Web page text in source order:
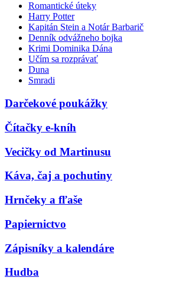
Romantické úteky
Harry Potter
Kapitán Stein a Notár Barbarič
Denník odvážneho bojka
Krimi Dominika Dána
Učím sa rozprávať
Duna
Smradi
Darčekové poukážky
Čítačky e-kníh
Vecičky od Martinusu
Káva, čaj a pochutiny
Hrnčeky a fľaše
Papiernictvo
Zápisníky a kalendáre
Hudba